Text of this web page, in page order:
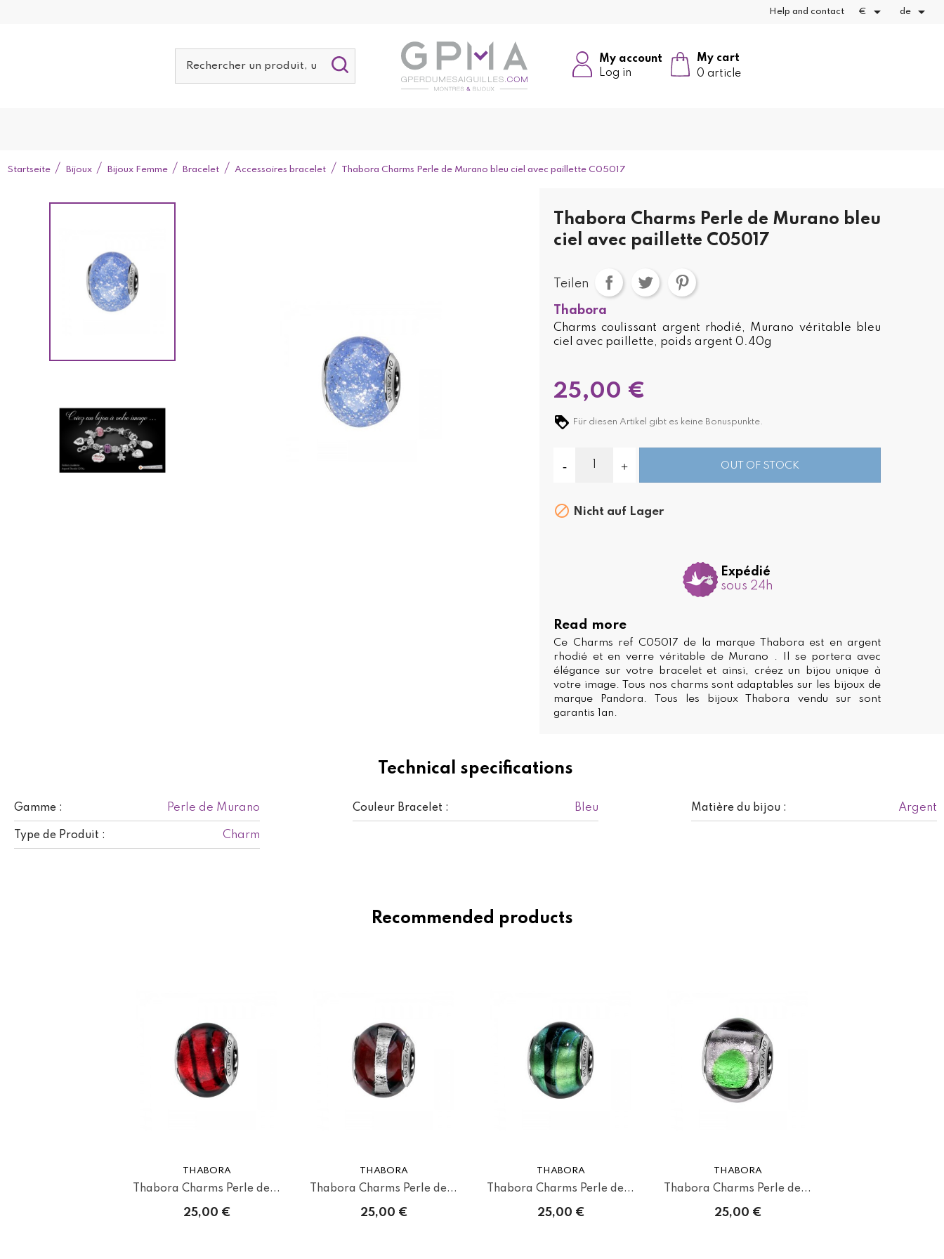
Help and contact €  de 
My cart
0 article
My account
Log in
Startseite Bijoux Bijoux Femme Bracelet Accessoires bracelet Thabora Charms Perle de Murano bleu ciel avec paillette C05017
Technical specifications
Gamme : Perle de Murano Couleur Bracelet : Bleu Matière du bijou : Argent
Type de Produit : Charm
Thabora Charms Perle de Murano bleu
ciel avec paillette C05017
Teilen
Thabora
Charms coulissant argent rhodié, Murano véritable bleu
ciel avec paillette, poids argent 0.40g
25,00 €
Für diesen Artikel gibt es keine Bonuspunkte.
OUT OF STOCK
 Nicht auf Lager
Expédié
sous 24h
Read more
Ce Charms ref C05017 de la marque Thabora est en argent
rhodié et en verre véritable de Murano . Il se portera avec
élégance sur votre bracelet et ainsi, créez un bijou unique à
votre image. Tous nos charms sont adaptables sur les bijoux de
marque Pandora. Tous les bijoux Thabora vendu sur sont
garantis 1an.
Recommended products
THABORA
Thabora Charms Perle de...
25,00 €
THABORA
Thabora Charms Perle de...
25,00 €
THABORA
Thabora Charms Perle de...
25,00 €
THABORA
Thabora Charms Perle de...
25,00 €